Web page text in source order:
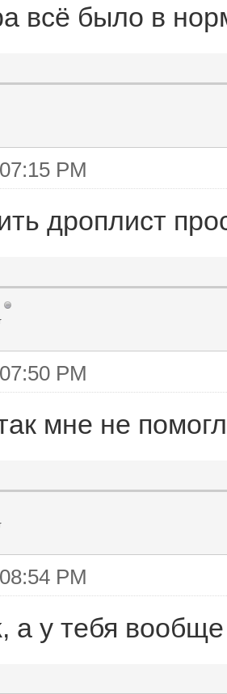
всё было в
PM
дроплист
PM
мне не
PM
, а у тебя